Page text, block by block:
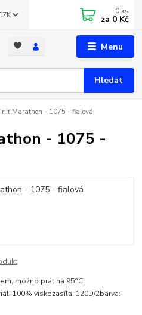
Menu
Hledat
0 ks
za 0 Kč
niť Marathon - 1075 - fialová
- 1075 -
možno prát na 95°C
100% viskózasíla: 120D/2barva: